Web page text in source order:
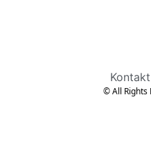
Kontakt
© All Rights